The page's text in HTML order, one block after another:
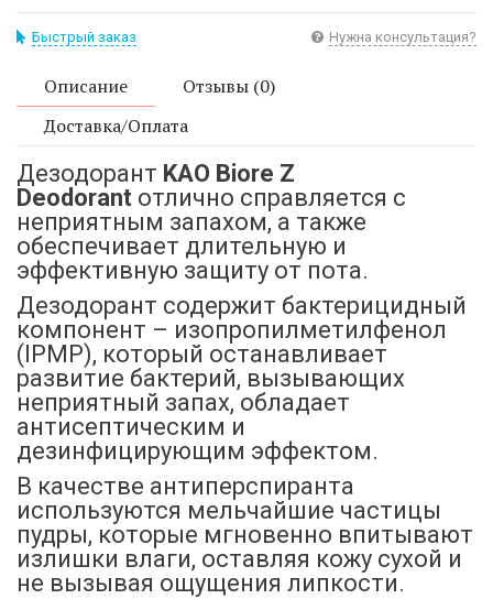
Быстрый заказ Нужна консультация?
Описание
Отзывы (0)
Доставка/Оплата
Дезодорант KAO Biore Z
Deodorant отлично справляется с
неприятным запахом, а также
обеспечивает длительную и
эффективную защиту от пота.
Дезодорант cодержит бактерицидный
компонент – изопропилметилфенол
(IPMP), который останавливает
развитие бактерий, вызывающих
неприятный запах, обладает
антисептическим и
дезинфицирующим эффектом.
В качестве антиперспиранта
используются мельчайшие частицы
пудры, которые мгновенно впитывают
излишки влаги, оставляя кожу сухой и
не вызывая ощущения липкости.